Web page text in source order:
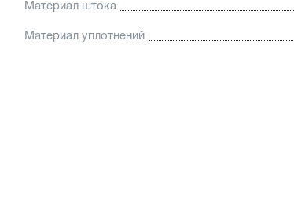
Материал штока
Материал уплотнений